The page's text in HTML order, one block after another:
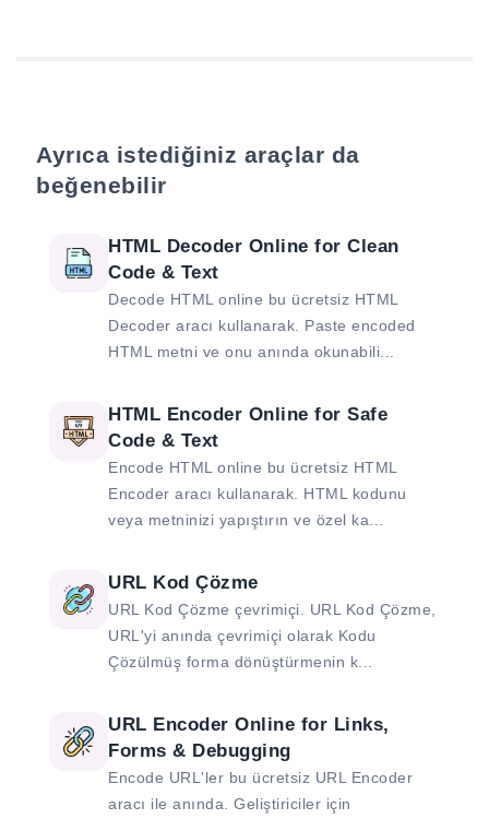
Ayrıca istediğiniz araçlar da
beğenebilir
HTML Decoder Online for Clean
Code & Text
Decode HTML online bu ücretsiz HTML
Decoder aracı kullanarak. Paste encoded
HTML metni ve onu anında okunabili...
HTML Encoder Online for Safe
Code & Text
Encode HTML online bu ücretsiz HTML
Encoder aracı kullanarak. HTML kodunu
veya metninizi yapıştırın ve özel ka...
URL Kod Çözme
URL Kod Çözme çevrimiçi. URL Kod Çözme,
URL'yi anında çevrimiçi olarak Kodu
Çözülmüş forma dönüştürmenin k...
URL Encoder Online for Links,
Forms & Debugging
Encode URL'ler bu ücretsiz URL Encoder
aracı ile anında. Geliştiriciler için